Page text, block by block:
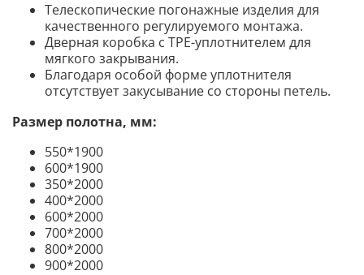
Телескопические погонажные изделия для
качественного регулируемого монтажа.
Дверная коробка с TPE-уплотнителем для
мягкого закрывания.
Благодаря особой форме уплотнителя
отсутствует закусывание со стороны петель.
Размер полотна, мм:
550*1900
600*1900
350*2000
400*2000
600*2000
700*2000
800*2000
900*2000